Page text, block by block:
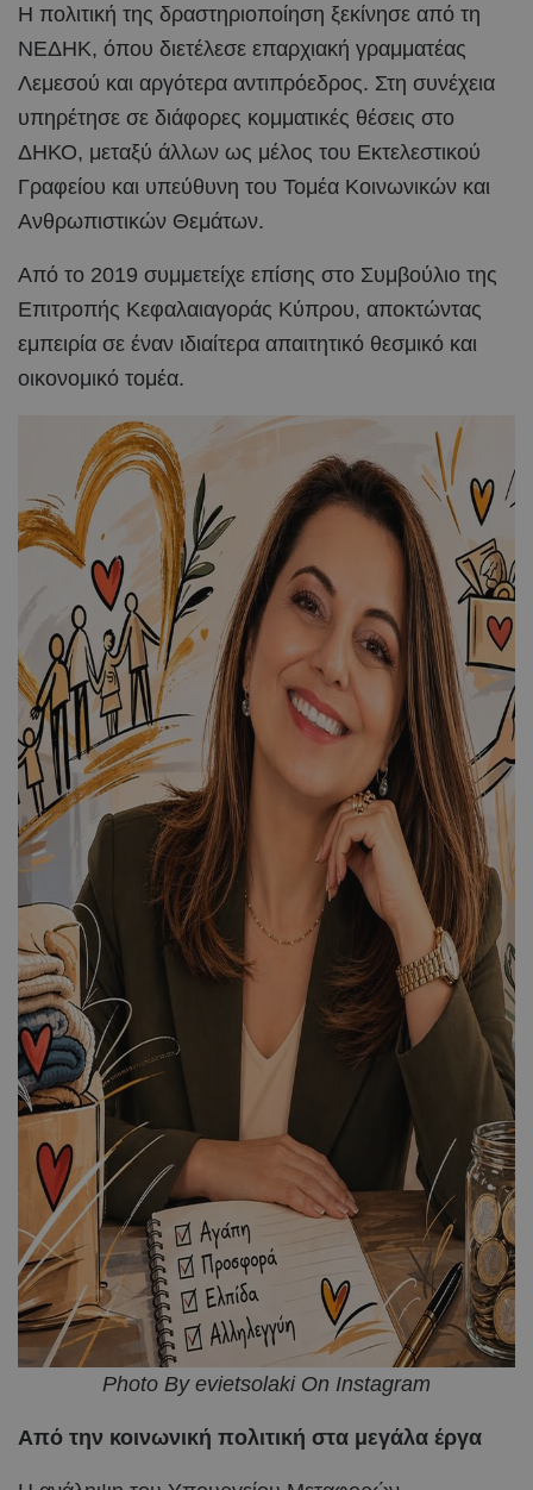
Η πολιτική της δραστηριοποίηση ξεκίνησε από τη
ΝΕΔΗΚ, όπου διετέλεσε επαρχιακή γραμματέας
Λεμεσού και αργότερα αντιπρόεδρος. Στη συνέχεια
υπηρέτησε σε διάφορες κομματικές θέσεις στο
ΔΗΚΟ, μεταξύ άλλων ως μέλος του Εκτελεστικού
Γραφείου και υπεύθυνη του Τομέα Κοινωνικών και
Ανθρωπιστικών Θεμάτων.
Από το 2019 συμμετείχε επίσης στο Συμβούλιο της
Επιτροπής Κεφαλαιαγοράς Κύπρου, αποκτώντας
εμπειρία σε έναν ιδιαίτερα απαιτητικό θεσμικό και
οικονομικό τομέα.
Photo By evietsolaki On Instagram
Από την κοινωνική πολιτική στα μεγάλα έργα